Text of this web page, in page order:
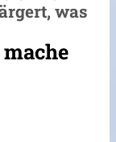
was